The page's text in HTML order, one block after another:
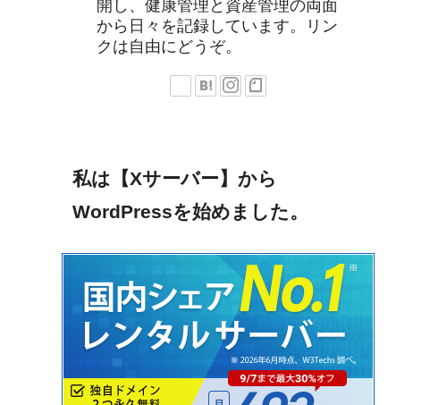
開し、健康管理と資産管理の両面
から日々を記録しています。リン
クは自由にどうぞ。
私は【Xサーバー】から
WordPressを始めました。